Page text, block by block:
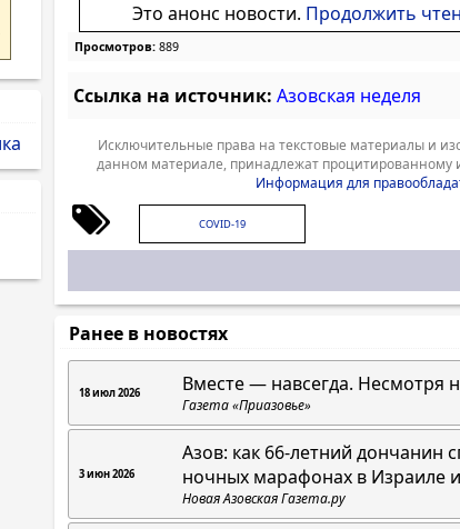
Это анонс новости. Продолжить
Просмотров: 889
Ссылка на источник: Азовская неделя
Исключительные права на текстовые материалы и
данном материале, принадлежат процитированному
Информация для
COVID-19
Ранее в новостях
18 июл 2026 Вместе — навсегда. Несмотря
Газета «Приазовье»
3 июн 2026
Азов: как 66-летний дончанин
ночных марафонах в Израиле
Новая Азовская Газета.ру